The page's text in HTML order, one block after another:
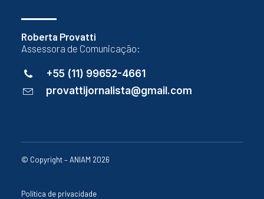
Roberta Provatti
Assessora de Comunicação:
+55 (11) 99652-4661
provattijornalista@gmail.com
© Copyright – ANIAM 2026
Política de privacidade